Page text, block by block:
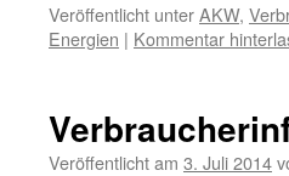
Veröffentlicht unterAKW,
Energien | Kommentar
Veröffentlicht am 3. Juli 2014